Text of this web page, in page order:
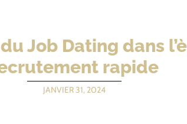
Job Dating dans
rapide
JANVIER 31, 2024